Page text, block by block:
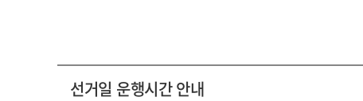
선거일 운행시간 안내